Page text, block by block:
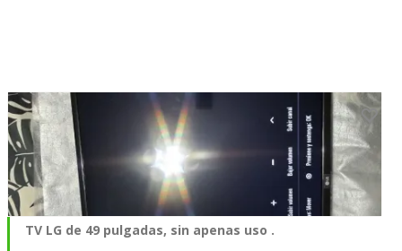
TV LG de 49 pulgadas, sin apenas uso .